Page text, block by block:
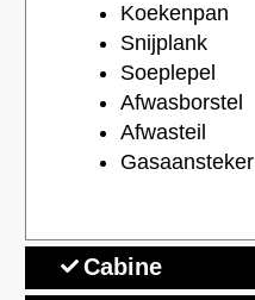
Koekenpan
Snijplank
Soeplepel
Afwasborstel
Afwasteil
Gasaansteker
Cabine